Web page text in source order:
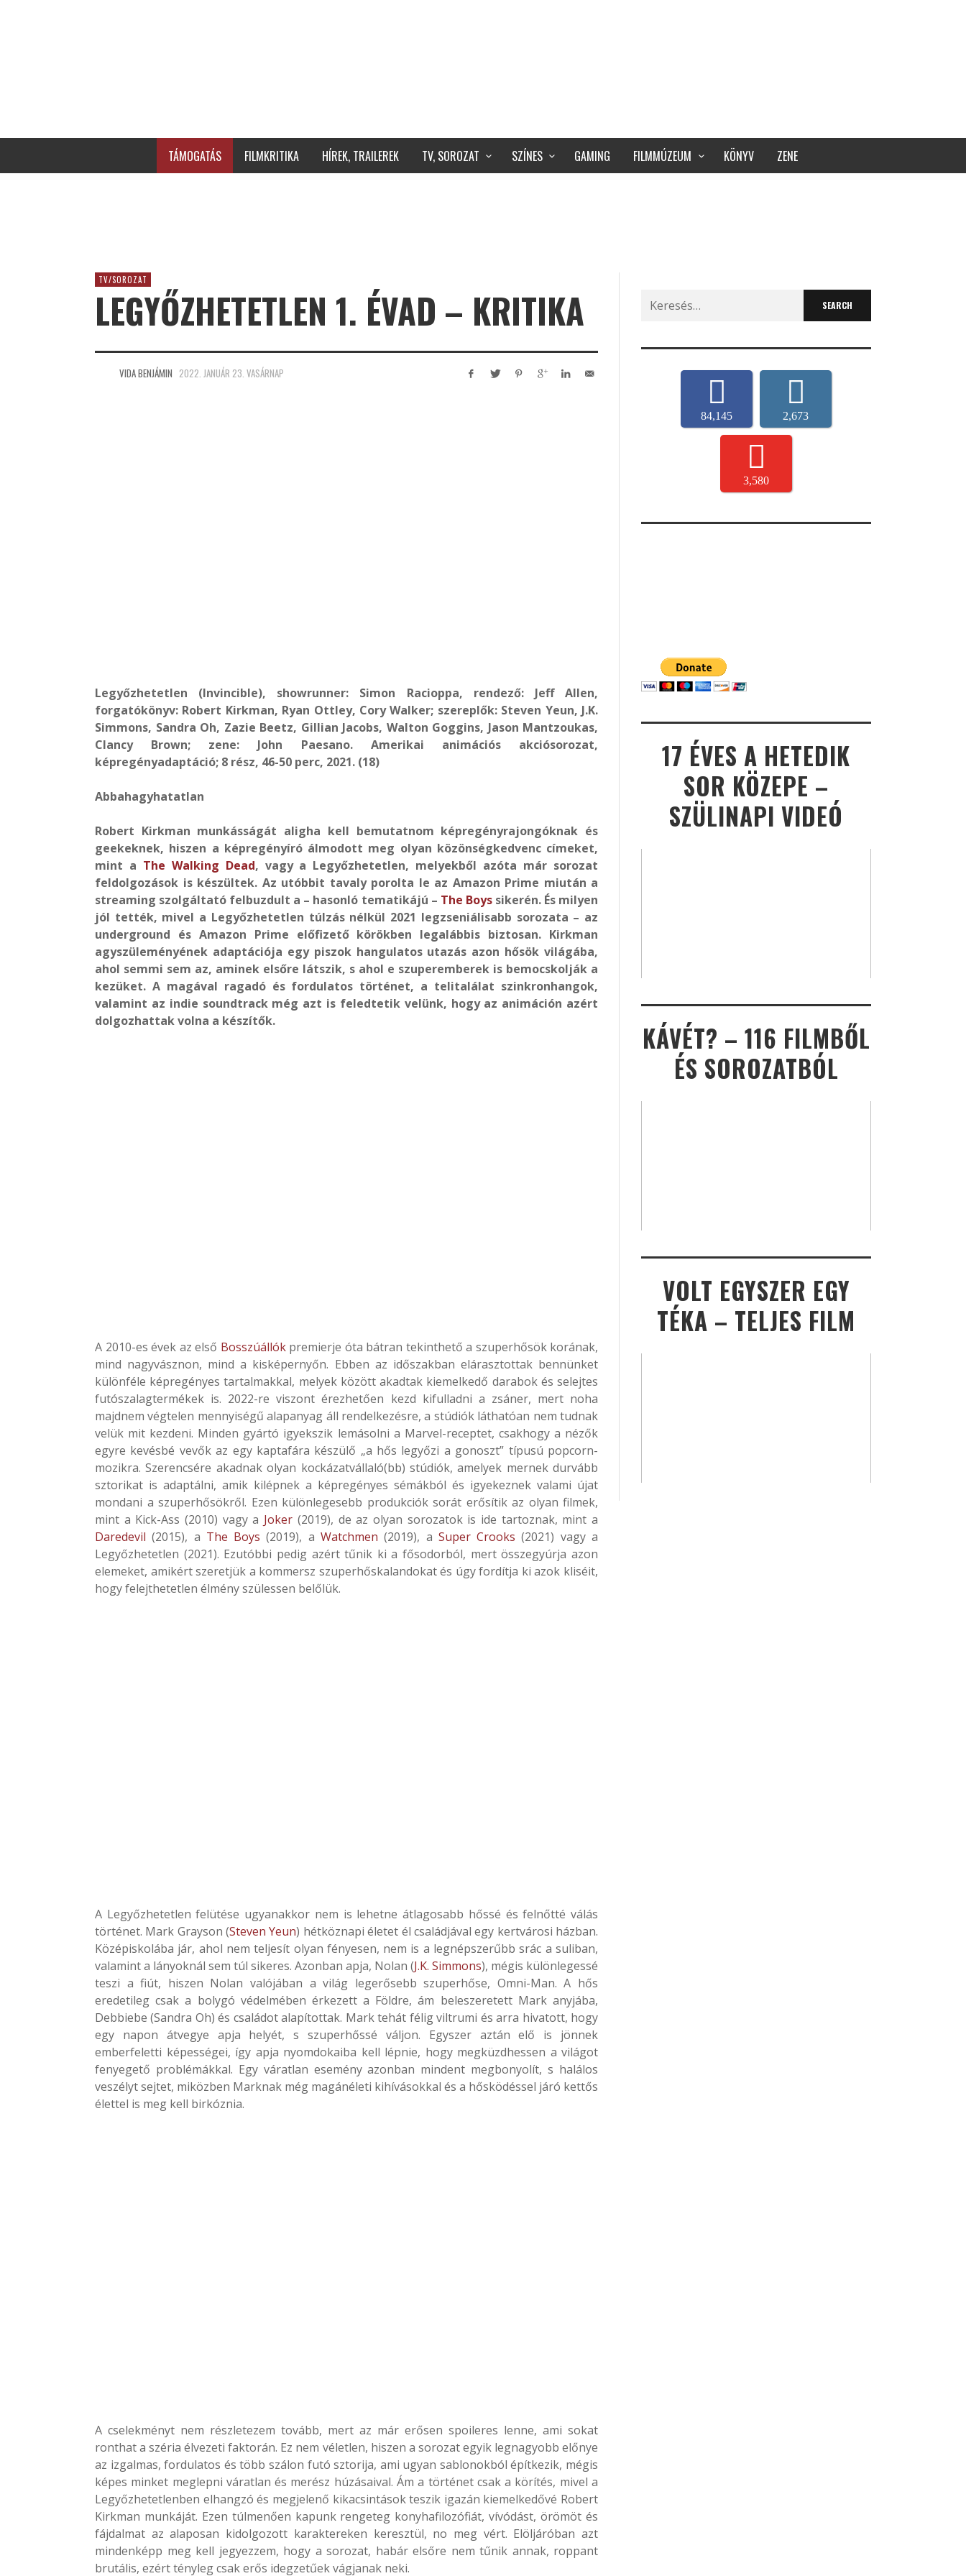
TÁMOGATÁS FILMKRITIKA HÍREK, TRAILEREK TV, SOROZAT SZÍNES GAMING FILMMÚZEUM KÖNYV ZENE
TV/SOROZAT
LEGYŐZHETETLEN 1. ÉVAD – KRITIKA
VIDA BENJÁMIN 2022. JANUÁR 23. VASÁRNAP
Legyőzhetetlen (Invincible), showrunner: Simon Racioppa, rendező: Jeff Allen,
forgatókönyv: Robert Kirkman, Ryan Ottley, Cory Walker; szereplők: Steven Yeun, J.K.
Simmons, Sandra Oh, Zazie Beetz, Gillian Jacobs, Walton Goggins, Jason Mantzoukas,
Clancy Brown; zene: John Paesano. Amerikai animációs akciósorozat,
képregényadaptáció; 8 rész, 46-50 perc, 2021. (18)
Abbahagyhatatlan
Robert Kirkman munkásságát aligha kell bemutatnom képregényrajongóknak és
geekeknek, hiszen a képregényíró álmodott meg olyan közönségkedvenc címeket,
mint a The Walking Dead, vagy a Legyőzhetetlen, melyekből azóta már sorozat
feldolgozások is készültek. Az utóbbit tavaly porolta le az Amazon Prime miután a
streaming szolgáltató felbuzdult a – hasonló tematikájú – The Boyssikerén. És milyen
jól tették, mivel a Legyőzhetetlen túlzás nélkül 2021 legzseniálisabb sorozata – az
underground és Amazon Prime előfizető körökben legalábbis biztosan. Kirkman
agyszüleményének adaptációja egy piszok hangulatos utazás azon hősök világába,
ahol semmi sem az, aminek elsőre látszik, s ahol e szuperemberek is bemocskolják a
kezüket. A magával ragadó és fordulatos történet, a telitalálat szinkronhangok,
valamint az indie soundtrack még azt is feledtetik velünk, hogy az animáción azért
dolgozhattak volna a készítők.
A 2010-es évek az első Bosszúállókpremierje óta bátran tekinthető a szuperhősök korának,
mind nagyvásznon, mind a kisképernyőn. Ebben az időszakban elárasztottak bennünket
különféle képregényes tartalmakkal, melyek között akadtak kiemelkedő darabok és selejtes
futószalagtermékek is. 2022-re viszont érezhetően kezd kifulladni a zsáner, mert noha
majdnem végtelen mennyiségű alapanyag áll rendelkezésre, a stúdiók láthatóan nem tudnak
velük mit kezdeni. Minden gyártó igyekszik lemásolni a Marvel-receptet, csakhogy a nézők
egyre kevésbé vevők az egy kaptafára készülő „a hős legyőzi a gonoszt” típusú popcorn-
mozikra. Szerencsére akadnak olyan kockázatvállaló(bb) stúdiók, amelyek mernek durvább
sztorikat is adaptálni, amik kilépnek a képregényes sémákból és igyekeznek valami újat
mondani a szuperhősökről. Ezen különlegesebb produkciók sorát erősítik az olyan filmek,
mint a Kick-Ass (2010) vagy a Joker (2019), de az olyan sorozatok is ide tartoznak, mint a
Daredevil (2015), a The Boys (2019), aWatchmen (2019), a Super Crooks (2021) vagy a
Legyőzhetetlen (2021). Ezutóbbi pedig azért tűnik ki a fősodorból, mert összegyúrja azon
elemeket, amikért szeretjük a kommersz szuperhőskalandokat és úgy fordítja ki azok kliséit,
hogy felejthetetlen élmény szülessen belőlük.
A Legyőzhetetlen felütése ugyanakkor nem is lehetne átlagosabb hőssé és felnőtté válás
történet. Mark Grayson (Steven Yeun) hétköznapi életet él családjával egy kertvárosi házban.
Középiskolába jár, ahol nem teljesít olyan fényesen, nem is a legnépszerűbb srác a suliban,
valamint a lányoknál sem túl sikeres. Azonban apja, Nolan (J.K. Simmons), mégis különlegessé
teszi a fiút, hiszen Nolan valójában a világ legerősebb szuperhőse, Omni-Man. A hős
eredetileg csak a bolygó védelmében érkezett a Földre, ám beleszeretett Mark anyjába,
Debbiebe (Sandra Oh) és családot alapítottak. Mark tehát félig viltrumi és arra hivatott, hogy
egy napon átvegye apja helyét, s szuperhőssé váljon. Egyszer aztán elő is jönnek
emberfeletti képességei, így apja nyomdokaiba kell lépnie, hogy megküzdhessen a világot
fenyegető problémákkal. Egy váratlan esemény azonban mindent megbonyolít, s halálos
veszélyt sejtet, miközben Marknak még magánéleti kihívásokkal és a hősködéssel járó kettős
élettel is meg kell birkóznia.
A cselekményt nem részletezem tovább, mert az már erősen spoileres lenne, ami sokat
ronthat a széria élvezeti faktorán. Ez nem véletlen, hiszen a sorozat egyik legnagyobb előnye
az izgalmas, fordulatos és több szálon futó sztorija, ami ugyan sablonokból építkezik, mégis
képes minket meglepni váratlan és merész húzásaival. Ám a történet csak a körítés, mivel a
Legyőzhetetlenben elhangzó és megjelenő kikacsintások teszik igazán kiemelkedővé Robert
Kirkman munkáját. Ezen túlmenően kapunk rengeteg konyhafilozófiát, vívódást, örömöt és
fájdalmat az alaposan kidolgozott karaktereken keresztül, no meg vért. Elöljáróban azt
mindenképp meg kell jegyezzem, hogy a sorozat, habár elsőre nem tűnik annak, roppant
brutális, ezért tényleg csak erős idegzetűek vágjanak neki.
Search
for:
84,145 2,673
3,580
17 ÉVES A HETEDIK
SOR KÖZEPE –
SZÜLINAPI VIDEÓ
KÁVÉT? – 116 FILMBŐL
ÉS SOROZATBÓL
VOLT EGYSZER EGY
TÉKA – TELJES FILM